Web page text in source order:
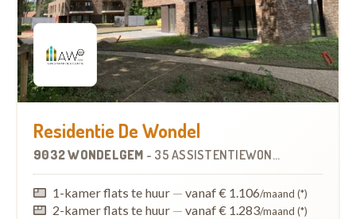
Residentie De Wondel
9032 WONDELGEM - 35 ASSISTENTIEWONINGEN
1-kamer flats te huur — vanaf € 1.106/maand (*)
2-kamer flats te huur — vanaf € 1.283/maand (*)